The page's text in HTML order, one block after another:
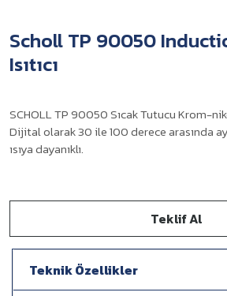
Scholl TP 90050
Isıtıcı
SCHOLL TP 90050 Sıcak Tutucu Krom-
Dijital olarak 30 ile 100 derece arasında
ısıya dayanıklı.
Teklif Al
Teknik Özellikler